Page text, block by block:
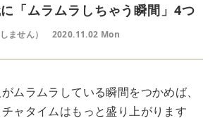
「ムラムラしちゃう瞬間」4つ
ません） 2020.11.02 Mon
ムラムラしている瞬間をつかめば、
ャタイムはもっと盛り上がります